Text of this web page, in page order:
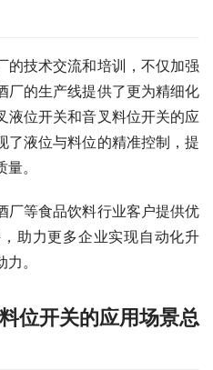
技术交流和培训，不仅加强
厂的生产线提供了更为精细化
液位开关和音叉料位开关的应
了液位与料位的精准控制，提
。
等食品饮料行业客户提供优
助力更多企业实现自动化升
。
位开关的应用场景总